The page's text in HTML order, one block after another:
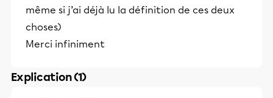
même si j’ai déjà lu la définition de ces deux
choses)
Merci infiniment
Explication (1)